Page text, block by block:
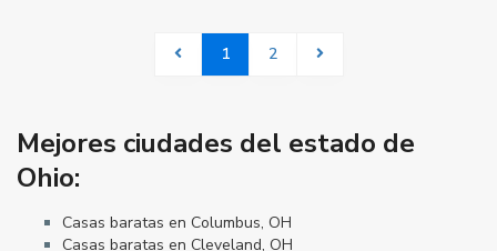
1 2
Mejores ciudades del estado de
Ohio:
Casas baratas en Columbus, OH
Casas baratas en Cleveland, OH